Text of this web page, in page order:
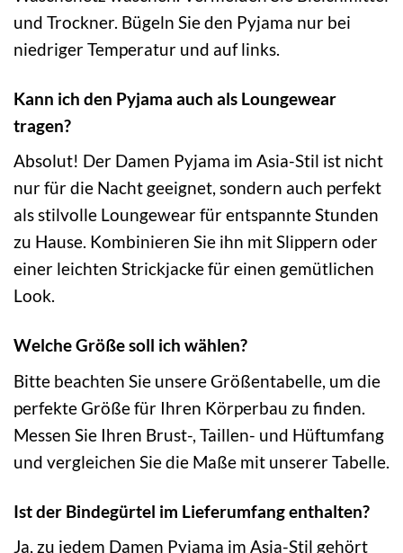
und Trockner. Bügeln Sie den Pyjama nur bei
niedriger Temperatur und auf links.
Kann ich den Pyjama auch als Loungewear
tragen?
Absolut! Der Damen Pyjama im Asia-Stil ist nicht
nur für die Nacht geeignet, sondern auch perfekt
als stilvolle Loungewear für entspannte Stunden
zu Hause. Kombinieren Sie ihn mit Slippern oder
einer leichten Strickjacke für einen gemütlichen
Look.
Welche Größe soll ich wählen?
Bitte beachten Sie unsere Größentabelle, um die
perfekte Größe für Ihren Körperbau zu finden.
Messen Sie Ihren Brust-, Taillen- und Hüftumfang
und vergleichen Sie die Maße mit unserer Tabelle.
Ist der Bindegürtel im Lieferumfang enthalten?
Ja, zu jedem Damen Pyjama im Asia-Stil gehört